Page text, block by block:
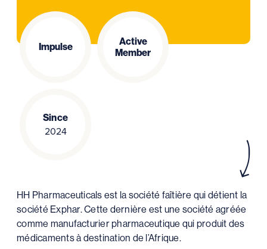
Impulse
Active
Member
Since
2024
HH Pharmaceuticals est la société faîtière qui détient la
société Exphar. Cette dernière est une société agréée
comme manufacturier pharmaceutique qui produit des
médicaments à destination de l’Afrique.